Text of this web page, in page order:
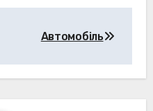
Автомобіль